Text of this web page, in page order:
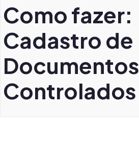
Como fazer:
Cadastro de
Documentos
Controlados